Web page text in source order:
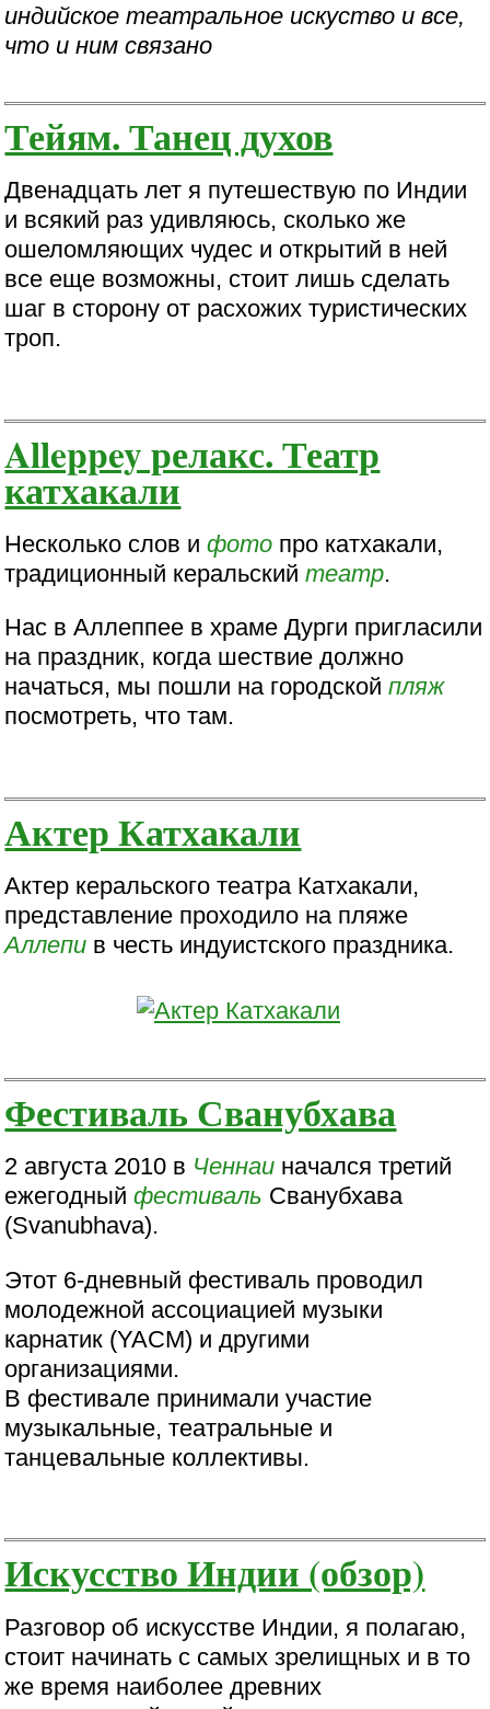
индийское театральное искуство и все,
что и ним связано
Тейям. Танец духов
Двенадцать лет я путешествую по Индии
и всякий раз удивляюсь, сколько же
ошеломляющих чудес и открытий в ней
все еще возможны, стоит лишь сделать
шаг в сторону от расхожих туристических
троп.
Alleppey релакс. Театр
катхакали
Несколько слов ифото про катхакали,
традиционный керальскийтеатр.
Нас в Аллеппее в храме Дурги пригласили
на праздник, когда шествие должно
начаться, мы пошли на городскойпляж
посмотреть, что там.
Актер Катхакали
Актер керальского театра Катхакали,
представление проходило на пляже
Аллепи в честь индуистского праздника.
Фестиваль Сванубхава
2 августа 2010 в Ченнаи начался третий
ежегодныйфестиваль Сванубхава
(Svanubhava).
Этот 6-дневный фестиваль проводил
молодежной ассоциацией музыки
карнатик (YACM) и другими
организациями.
В фестивале принимали участие
музыкальные, театральные и
танцевальные коллективы.
Искусство Индии (обзор)
Разговор об искусстве Индии, я полагаю,
стоит начинать с самых зрелищных и в то
же время наиболее древних